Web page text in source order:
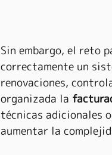
Sin embargo, el reto
correctamente un
renovaciones,
organizada la
técnicas adicionales
aumentar la